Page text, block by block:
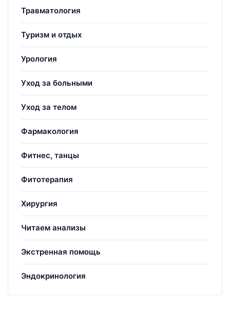
Травматология
Туризм и отдых
Урология
Уход за больными
Уход за телом
Фармакология
Фитнес, танцы
Фитотерапия
Хирургия
Читаем анализы
Экстренная помощь
Эндокринология